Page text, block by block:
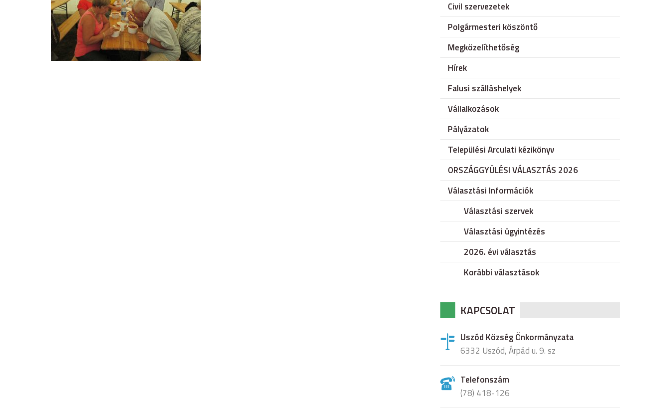
Civil szervezetek
Polgármesteri köszöntő
Megközelíthetőség
Hírek
Falusi szálláshelyek
Vállalkozások
Pályázatok
Települési Arculati kézikönyv
ORSZÁGGYÜLÉSI VÁLASZTÁS 2026
Választási Információk
Választási szervek
Választási ügyintézés
2026. évi választás
Korábbi választások
KAPCSOLAT
Uszód Község Önkormányzata
6332 Uszód, Árpád u. 9. sz
Telefonszám
(78) 418-126